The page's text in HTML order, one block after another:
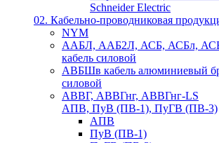
Schneider Electric
02. Кабельно-проводниковая
NYM
ААБЛ, ААБ2Л, АСБ, АСБл,
кабель силовой
АВБШв кабель алюминиевый
силовой
АВВГ, АВВГнг, АВВГнг-LS
АПВ, ПуВ (ПВ-1), ПуГВ (ПВ-3)
АПВ
ПуВ (ПВ-1)